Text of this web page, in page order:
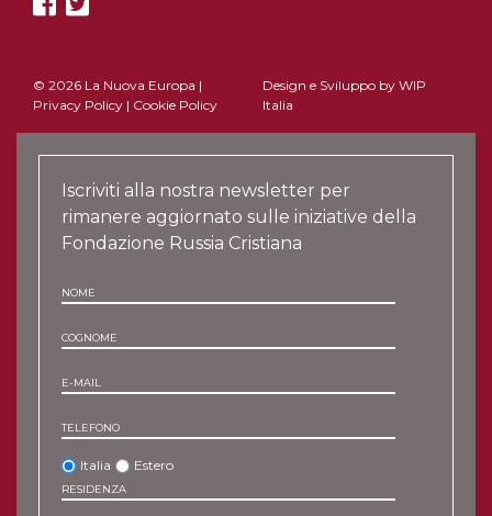
© 2026 La Nuova Europa |
Privacy Policy | Cookie Policy
Design e Sviluppo by WIP
Italia
Iscriviti alla nostra newsletter per
rimanere aggiornato sulle iniziative della
Fondazione Russia Cristiana
NOME
COGNOME
E-MAIL
TELEFONO
Italia Estero
RESIDENZA